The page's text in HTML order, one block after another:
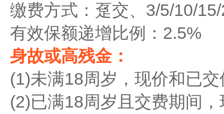
缴费方式：趸交、3/5/10/
有效保额递增比例：2.5%
身故或高残金：
(1)未满18周岁，现价和已
(2)已满18周岁且交费期间